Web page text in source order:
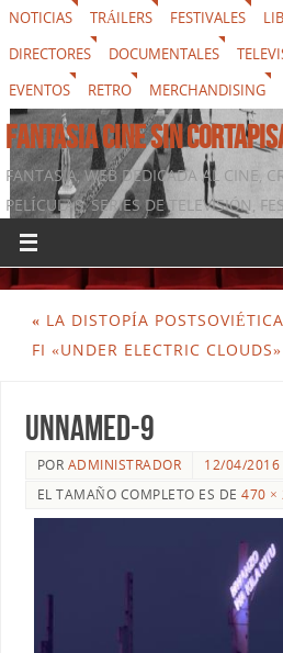
NOTICIAS TRÁILERS FESTIVALES
DIRECTORES
DOCUMENTALES
EVENTOS
RETRO MERCHANDISING
FANTASIA CINE SIN
FANTASIA, WEB DEDICADA AL CINE,
PELÍCULAS, SERIES DE TELEVISIÓN,
DVD & BLURAY, MERCHANDISING Y
SÉPTIMO ARTE
« LA DISTOPÍA
FI «UNDER ELECTRIC CLOUDS»
unnamed-9
POR ADMINISTRADOR
12/04/2016
EL TAMAÑO COMPLETO ES DE470 ×